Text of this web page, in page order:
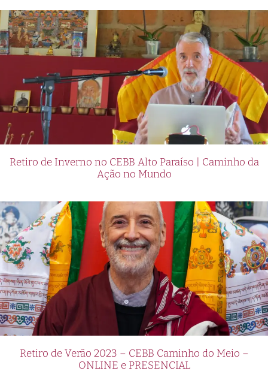
Retiro de Inverno no CEBB Alto Paraíso | Caminho da
Ação no Mundo
Retiro de Verão 2023 – CEBB Caminho do Meio –
ONLINE e PRESENCIAL